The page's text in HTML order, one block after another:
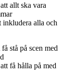
allt ska vara
inkludera alla och
stå på scen med
få hålla på med